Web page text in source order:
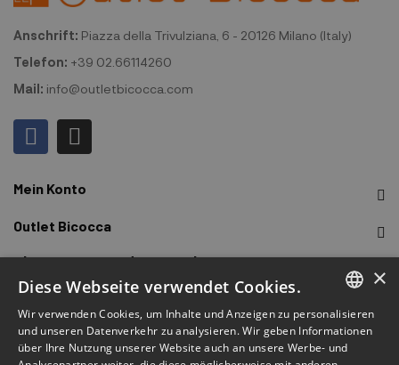
Anschrift: Piazza della Trivulziana, 6 - 20126 Milano (Italy)
Telefon: +39 02.66114260
Mail: info@outletbicocca.com
Mein Konto
Outlet Bicocca
Abonnieren Sie den Newsletter
Melden Sie sich an, um frühzeitigen Zugang zu Verkäufen,
neuen Produkten, Sonderangeboten und mehr zu erhalten.
ITALIAN
ENGLISH
×
Diese Webseite verwendet Cookies.
Wir verwenden Cookies, um Inhalte und Anzeigen zu personalisieren
und unseren Datenverkehr zu analysieren. Wir geben Informationen
über Ihre Nutzung unserer Website auch an unsere Werbe- und